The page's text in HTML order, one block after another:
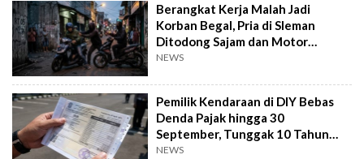
Berangkat Kerja Malah Jadi
Korban Begal, Pria di Sleman
Ditodong Sajam dan Motor
Digasak
NEWS
Pemilik Kendaraan di DIY Bebas
Denda Pajak hingga 30
September, Tunggak 10 Tahun
Cukup Bayar 5 Tahun
NEWS